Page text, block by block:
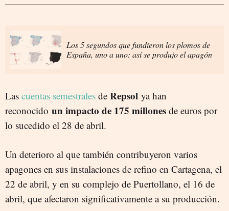
Los 5 segundos que fundieron los plomos de
España, uno a uno: así se produjo el apagón
Las cuentas semestrales de Repsol ya han
reconocido un impacto de 175 millones de euros por
lo sucedido el 28 de abril.
Un deterioro al que también contribuyeron varios
apagones en sus instalaciones de refino en Cartagena, el
22 de abril, y en su complejo de Puertollano, el 16 de
abril, que afectaron significativamente a su producción.